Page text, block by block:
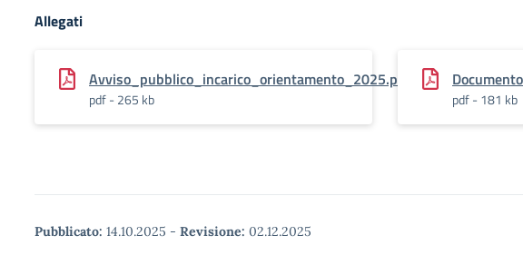
Allegati
Avviso_pubblico_incarico_orientamento_2025.pdf.pades
pdf - 265 kb pdf - 181 kb
Pubblicato: 14.10.2025 - Revisione: 02.12.2025